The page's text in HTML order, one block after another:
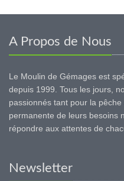
A Propos de Nous
Le Moulin de Gémages est
depuis 1999. Tous les jours,
passionnés tant pour la
permanente de leurs besoins
répondre aux attentes de
Newsletter